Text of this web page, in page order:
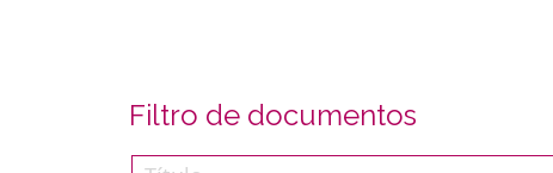
Filtro de documentos